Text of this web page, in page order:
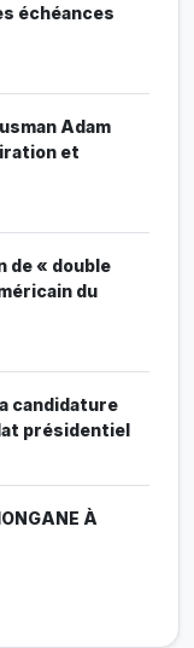
échéances
Adam
et
« double
du
candidature
présidentiel
À